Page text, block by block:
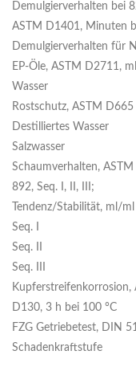
Demulgierverhalten bei
ASTM D1401, Minuten
Demulgierverhalten für
EP-Öle, ASTM D2711, ml
Wasser
Rostschutz, ASTM D665
Destilliertes Wasser
Salzwasser
Schaumverhalten, ASTM
892, Seq. I, II, III;
Tendenz/Stabilität, ml/ml
Seq. I
Seq. II
Seq. III
Kupferstreifenkorrosion,
D130, 3 h bei 100 °C
FZG Getriebetest, DIN
Schadenkraftstufe